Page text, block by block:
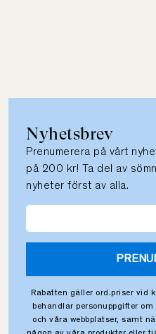
Nyhetsbrev
Prenumerera på vårt
på 200 kr! Ta del av
nyheter först av alla.
Rabatten gäller ord.priser vid
behandlar personuppgifter
och våra webbplatser, samt